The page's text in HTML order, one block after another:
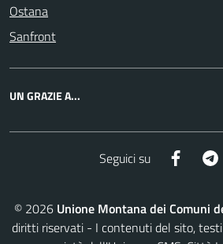
Ostana
Sanfront
UN GRAZIE A...
Seguici su Facebook
© 2026 Unione Montana dei Comuni
diritti riservati - I contenuti del sito,